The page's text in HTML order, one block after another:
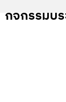
กิจกรรมป